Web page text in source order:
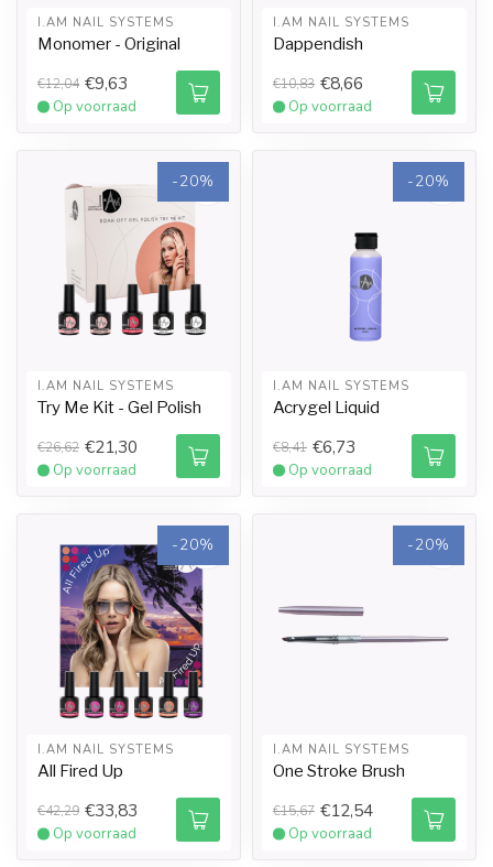
I.AM NAIL SYSTEMS
Monomer - Original
€12,04 €9,63
Op voorraad
I.AM NAIL SYSTEMS
Dappendish
€10,83 €8,66
Op voorraad
-20%
I.AM NAIL SYSTEMS
Try Me Kit - Gel Polish
€26,62 €21,30
Op voorraad
-20%
I.AM NAIL SYSTEMS
Acrygel Liquid
€8,41 €6,73
Op voorraad
-20%
I.AM NAIL SYSTEMS
All Fired Up
€42,29 €33,83
Op voorraad
-20%
I.AM NAIL SYSTEMS
One Stroke Brush
€15,67 €12,54
Op voorraad